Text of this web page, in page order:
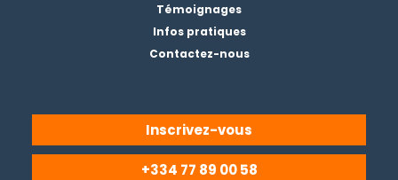
Témoignages
Infos pratiques
Contactez-nous
Inscrivez-vous
+334 77 89 00 58